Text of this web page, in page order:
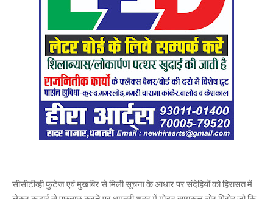
सीसीटीव्ही फुटेज एवं मुखबिर से मिली सूचना के आधार पर संदेहियों को हिरासत में